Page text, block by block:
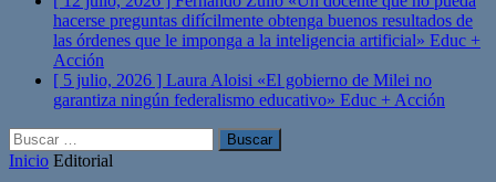
hacerse preguntas difícilmente obtenga buenos resultados de
las órdenes que le imponga a la inteligencia artificial» Educ +
Acción
[ 5 julio, 2026 ] Laura Aloisi «El gobierno de Milei no
garantiza ningún federalismo educativo» Educ + Acción
Buscar:
Inicio Editorial